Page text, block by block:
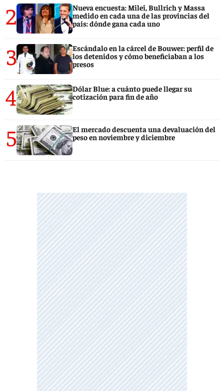
2
Nueva encuesta: Milei, Bullrich y Massa
medido en cada una de las provincias del
país: dónde gana cada uno
3
Escándalo en la cárcel de Bouwer: perfil de
los detenidos y cómo beneficiaban a los
presos
4
Dólar Blue: a cuánto puede llegar su
cotización para fin de año
5
El mercado descuenta una devaluación del
peso en noviembre y diciembre